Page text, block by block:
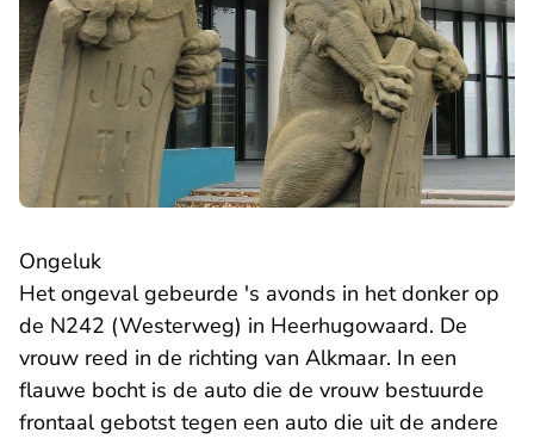
Ongeluk
Het ongeval gebeurde 's avonds in het donker op
de N242 (Westerweg) in Heerhugowaard. De
vrouw reed in de richting van Alkmaar. In een
flauwe bocht is de auto die de vrouw bestuurde
frontaal gebotst tegen een auto die uit de andere